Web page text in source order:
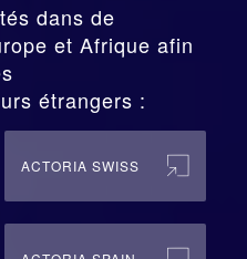
dans de
et Afrique afin
étrangers :
ACTORIA SWISS